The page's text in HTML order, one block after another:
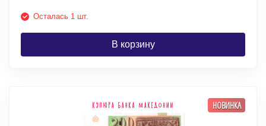
Осталась 1 шт.
В корзину
НОВИНКА